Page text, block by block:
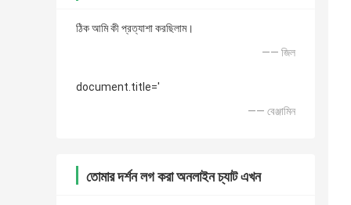
ঠিক আমি কী প্রত্যাশা করছিলাম।
—— জিল
document.title='
—— বেঞ্জামিন
তোমার দর্শন লগ করা অনলাইন চ্যাট এখন